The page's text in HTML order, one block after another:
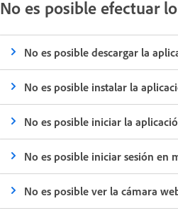
No es posible efectuar
No es posible descargar la
No es posible instalar la
No es posible iniciar la
No es posible iniciar sesión en
No es posible ver la cámara